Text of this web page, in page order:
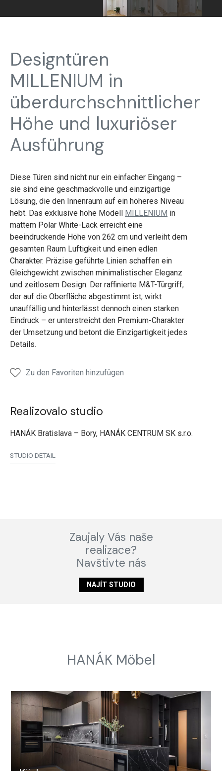
Designtüren
MILLENIUM in
überdurchschnittlicher
Höhe und luxuriöser
Ausführung
Diese Türen sind nicht nur ein einfacher Eingang –
sie sind eine geschmackvolle und einzigartige
Lösung, die den Innenraum auf ein höheres Niveau
hebt. Das exklusive hohe Modell MILLENIUM in
mattem Polar White-Lack erreicht eine
beeindruckende Höhe von 262 cm und verleiht dem
gesamten Raum Luftigkeit und einen edlen
Charakter. Präzise geführte Linien schaffen ein
Gleichgewicht zwischen minimalistischer Eleganz
und zeitlosem Design. Der raffinierte M&T-Türgriff,
der auf die Oberfläche abgestimmt ist, wirkt
unauffällig und hinterlässt dennoch einen starken
Eindruck – er unterstreicht den Premium-Charakter
der Umsetzung und betont die Einzigartigkeit jedes
Details.
Zu den Favoriten hinzufügen
Realizovalo studio
HANÁK Bratislava – Bory, HANÁK CENTRUM SK s.r.o.
STUDIO DETAIL
Zaujaly Vás naše
realizace?
Navštivte nás
NAJÍT STUDIO
HANÁK Möbel